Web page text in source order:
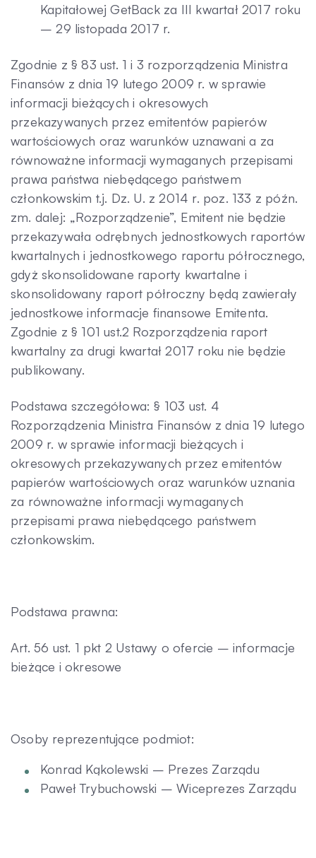
Kapitałowej GetBack za III kwartał 2017 roku
– 29 listopada 2017 r.
Zgodnie z § 83 ust. 1 i 3 rozporządzenia Ministra
Finansów z dnia 19 lutego 2009 r. w sprawie
informacji bieżących i okresowych
przekazywanych przez emitentów papierów
wartościowych oraz warunków uznawani a za
równoważne informacji wymaganych przepisami
prawa państwa niebędącego państwem
członkowskim t.j. Dz. U. z 2014 r. poz. 133 z późn.
zm. dalej: „Rozporządzenie”, Emitent nie będzie
przekazywała odrębnych jednostkowych raportów
kwartalnych i jednostkowego raportu półrocznego,
gdyż skonsolidowane raporty kwartalne i
skonsolidowany raport półroczny będą zawierały
jednostkowe informacje finansowe Emitenta.
Zgodnie z § 101 ust.2 Rozporządzenia raport
kwartalny za drugi kwartał 2017 roku nie będzie
publikowany.
Podstawa szczegółowa: § 103 ust. 4
Rozporządzenia Ministra Finansów z dnia 19 lutego
2009 r. w sprawie informacji bieżących i
okresowych przekazywanych przez emitentów
papierów wartościowych oraz warunków uznania
za równoważne informacji wymaganych
przepisami prawa niebędącego państwem
członkowskim.
Podstawa prawna:
Art. 56 ust. 1 pkt 2 Ustawy o ofercie – informacje
bieżące i okresowe
Osoby reprezentujące podmiot:
Konrad Kąkolewski – Prezes Zarządu
Paweł Trybuchowski – Wiceprezes Zarządu